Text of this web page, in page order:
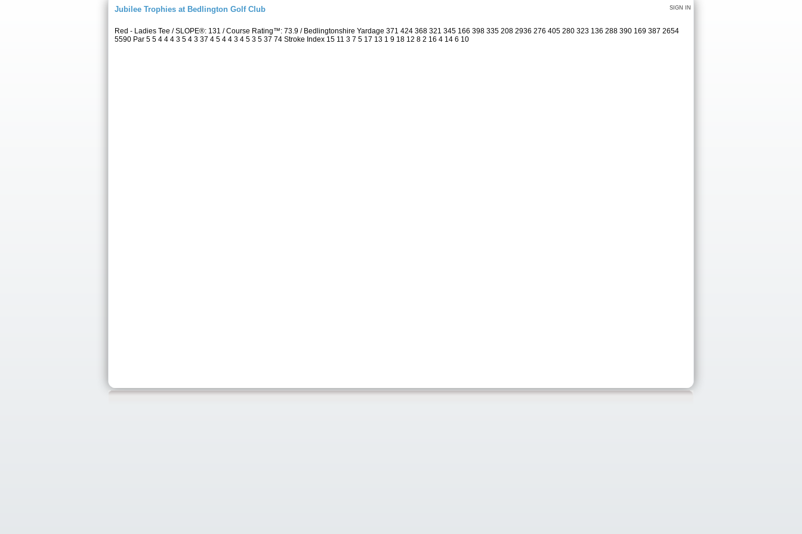
SIGN IN
Jubilee Trophies at Bedlington Golf Club
Red - Ladies Tee / SLOPE®: 131 / Course Rating™: 73.9 / Bedlingtonshire Yardage 371 424 368 321 345 166 398 335 208 2936 276 405 280 323 136 288 390 169 387 2654
5590 Par 5 5 4 4 4 3 5 4 3 37 4 5 4 4 3 4 5 3 5 37 74 Stroke Index 15 11 3 7 5 17 13 1 9 18 12 8 2 16 4 14 6 10